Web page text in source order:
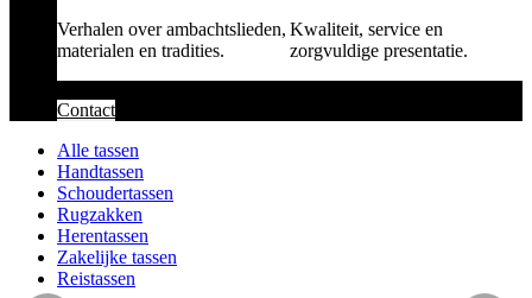
Verhalen over ambachtslieden,
materialen en tradities.
Kwaliteit, service en
zorgvuldige presentatie.
Contact
Alle tassen
Handtassen
Schoudertassen
Rugzakken
Herentassen
Zakelijke tassen
Reistassen